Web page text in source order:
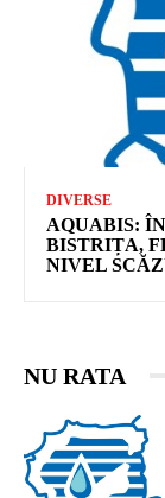
DIVERSE
AQUABIS:
BISTRIȚA,
NIVEL
NU RATA